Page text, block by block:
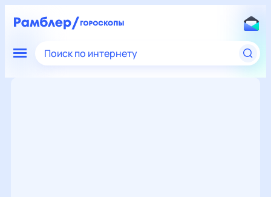
Поиск по интернету